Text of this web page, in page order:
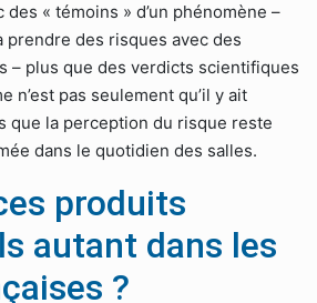
« témoins » d’un phénomène –
prendre des risques avec des
– plus que des verdicts scientifiques
n’est pas seulement qu’il y ait
que la perception du risque reste
dans le quotidien des salles.
produits
autant dans les
?